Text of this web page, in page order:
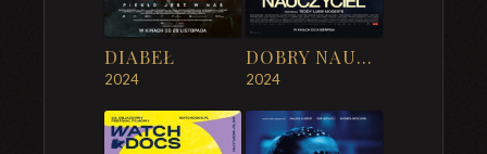
DIABEŁ
2024
DOBRY NAUCZYCIEL
2024